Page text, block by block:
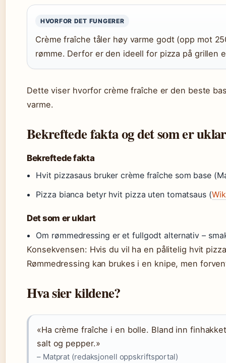
HVORFOR DET FUNGERER
Crème fraîche tåler høy varme godt (opp mot
rømme. Derfor er den ideell for pizza på grillen
Dette viser hvorfor crème fraîche er den beste
varme.
Bekreftede fakta og det som er
Bekreftede fakta
Hvit pizzasaus bruker crème fraîche som base
Pizza bianca betyr hvit pizza uten tomatsaus (
Det som er uklart
Om rømmedressing er et fullgodt alternativ –
Konsekvensen: Hvis du vil ha en pålitelig hvit
Rømmedressing kan brukes i en knipe, men
Hva sier kildene?
«Ha crème fraîche i en bolle. Bland inn
salt og pepper.»
– Matprat (redaksjonell oppskriftsportal)